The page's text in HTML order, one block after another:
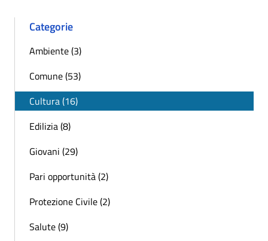
Categorie
Ambiente (3)
Comune (53)
Cultura (16)
Edilizia (8)
Giovani (29)
Pari opportunità (2)
Protezione Civile (2)
Salute (9)